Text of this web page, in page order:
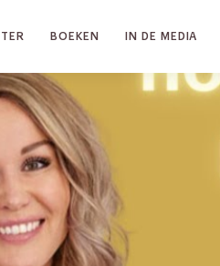
BOEKEN IN DE MEDIA